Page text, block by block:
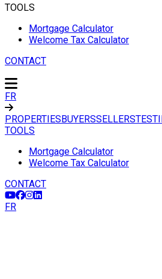
TOOLS
Mortgage Calculator
Welcome Tax Calculator
CONTACT
FR
PROPERTIESBUYERSSELLERS
TOOLS
Mortgage Calculator
Welcome Tax Calculator
CONTACT
FR